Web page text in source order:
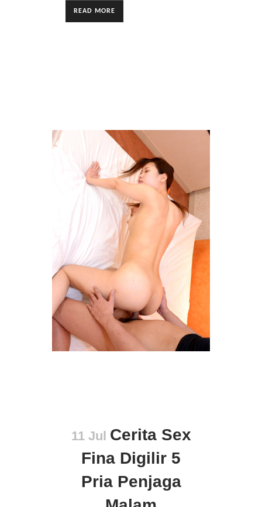
READ MORE
11 Jul Cerita Sex
Fina Digilir 5
Pria Penjaga